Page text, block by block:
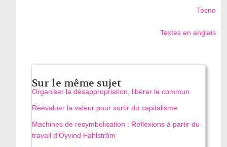
Tecno
Textes en anglais
Sur le même sujet
Organiser la désappropriation, libérer le commun
Réévaluer la valeur pour sortir du capitalisme
Machines de resymbolisation : Réflexions à partir du
travail d’Öyvind Fahlström